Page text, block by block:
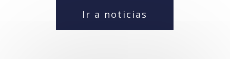
Ir a noticias